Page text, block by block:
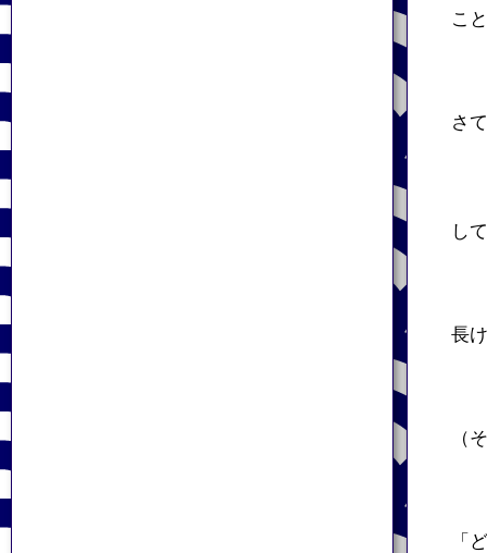
こ
さ
し
長
（
「